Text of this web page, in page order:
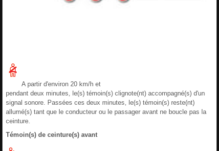
A partir d'environ 20 km/h et
pendant deux minutes, le(s) témoin(s) clignote(nt) accompagné(s) d'un
signal sonore. Passées ces deux minutes, le(s) témoin(s) reste(nt)
allumé(s) tant que le conducteur ou le passager avant ne boucle pas la
ceinture.
Témoin(s) de ceinture(s) avant